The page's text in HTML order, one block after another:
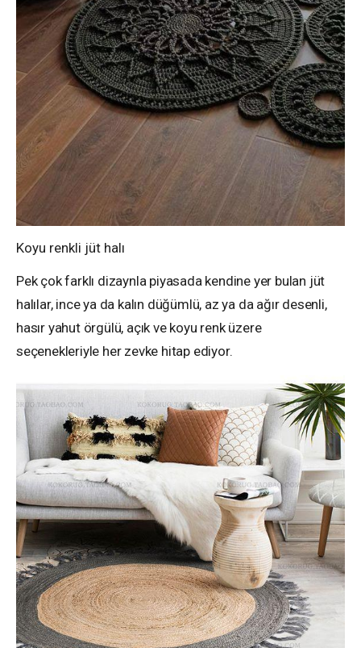
Koyu renkli jüt halı
Pek çok farklı dizaynla piyasada kendine yer bulan jüt
halılar, ince ya da kalın düğümlü, az ya da ağır desenli,
hasır yahut örgülü, açık ve koyu renk üzere
seçenekleriyle her zevke hitap ediyor.